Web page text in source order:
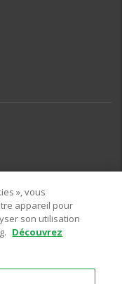
enseignes, sur la
», vous
appareil pour
son utilisation
Découvrez